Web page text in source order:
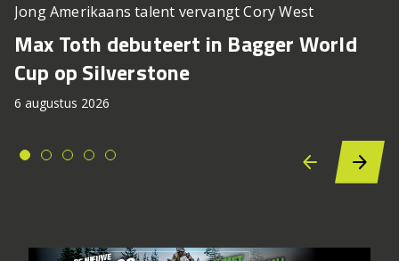
Jong Amerikaans talent vervangt Cory West
Max Toth debuteert in Bagger World
Cup op Silverstone
6 augustus 2026